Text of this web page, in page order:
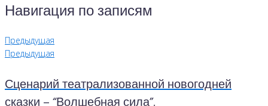
Навигация по записям
Предыдущая
Предыдущая
Сценарий театрализованной новогодней